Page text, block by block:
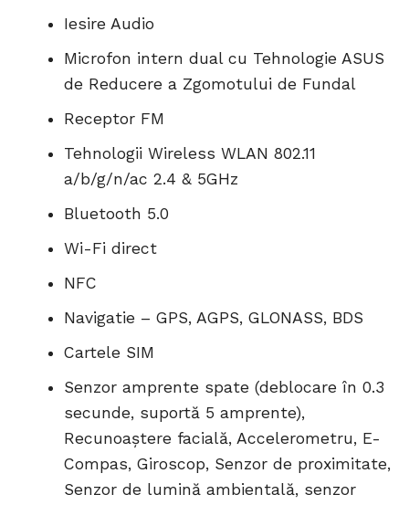
Iesire Audio
Microfon intern dual cu Tehnologie ASUS
de Reducere a Zgomotului de Fundal
Receptor FM
Tehnologii Wireless WLAN 802.11
a/b/g/n/ac 2.4 & 5GHz
Bluetooth 5.0
Wi-Fi direct
NFC
Navigatie – GPS, AGPS, GLONASS, BDS
Cartele SIM
Senzor amprente spate (deblocare în 0.3
secunde, suportă 5 amprente),
Recunoaștere facială, Accelerometru, E-
Compas, Giroscop, Senzor de proximitate,
Senzor de lumină ambientală, senzor